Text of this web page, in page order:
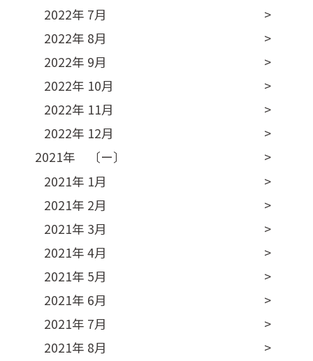
2022年 7月
2022年 8月
2022年 9月
2022年 10月
2022年 11月
2022年 12月
2021年 〔ー〕
2021年 1月
2021年 2月
2021年 3月
2021年 4月
2021年 5月
2021年 6月
2021年 7月
2021年 8月